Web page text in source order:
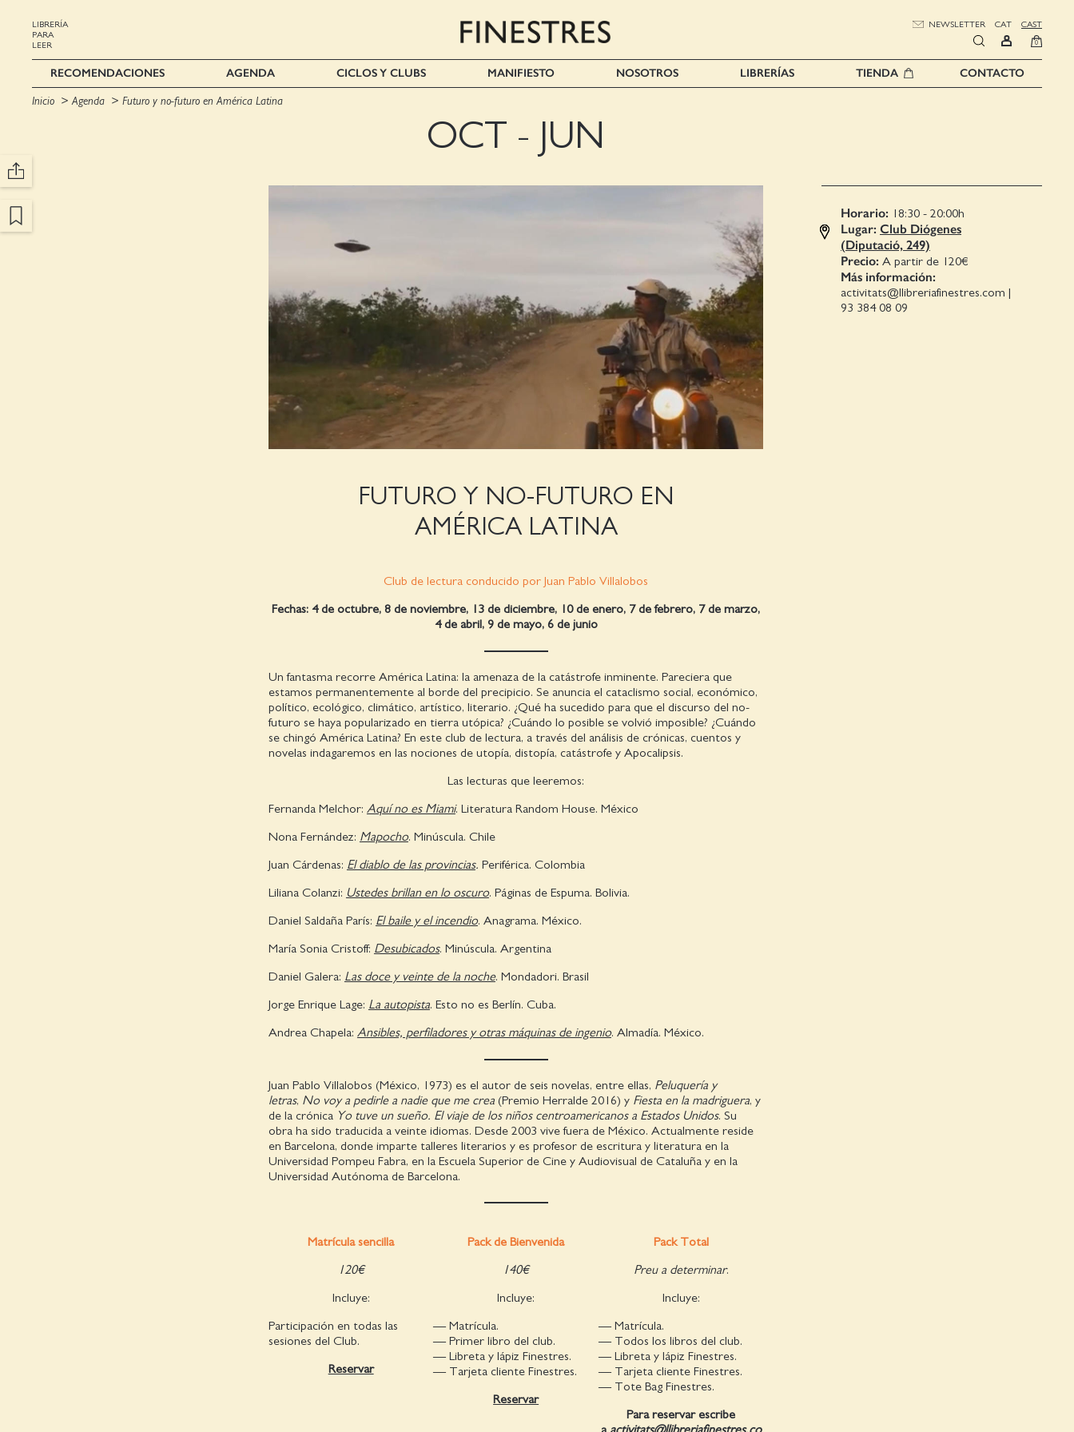
LIBRERÍA
PARA
LEER
NEWSLETTER CAT CAST
0
RECOMENDACIONES AGENDA CICLOS Y CLUBS MANIFIESTO NOSOTROS LIBRERÍAS TIENDA CONTACTO
Inicio Agenda Futuro y no-futuro en América Latina
OCT - JUN
FUTURO Y NO-FUTURO EN
AMÉRICA LATINA
Club de lectura conducido por Juan Pablo Villalobos
Fechas: 4 de octubre, 8 de noviembre, 13 de diciembre, 10 de enero, 7 de febrero, 7 de marzo,
4 de abril, 9 de mayo, 6 de junio
Un fantasma recorre América Latina: la amenaza de la catástrofe inminente. Pareciera que
estamos permanentemente al borde del precipicio. Se anuncia el cataclismo social, económico,
político, ecológico, climático, artístico, literario. ¿Qué ha sucedido para que el discurso del no-
futuro se haya popularizado en tierra utópica? ¿Cuándo lo posible se volvió imposible? ¿Cuándo
se chingó América Latina? En este club de lectura, a través del análisis de crónicas, cuentos y
novelas indagaremos en las nociones de utopía, distopía, catástrofe y Apocalipsis.
Las lecturas que leeremos:
Fernanda Melchor: Aquí no es Miami. Literatura Random House. México
Nona Fernández: Mapocho. Minúscula. Chile
Juan Cárdenas: El diablo de las provincias. Periférica. Colombia
Liliana Colanzi: Ustedes brillan en lo oscuro. Páginas de Espuma. Bolivia.
Daniel Saldaña París: El baile y el incendio. Anagrama. México.
María Sonia Cristoff: Desubicados. Minúscula. Argentina
Daniel Galera: Las doce y veinte de la noche. Mondadori. Brasil
Jorge Enrique Lage: La autopista. Esto no es Berlín. Cuba.
Andrea Chapela: Ansibles, perfiladores y otras máquinas de ingenio. Almadía. México.
Juan Pablo Villalobos (México, 1973) es el autor de seis novelas, entre ellas, Peluquería y
letras, No voy a pedirle a nadie que me crea (Premio Herralde 2016) y Fiesta en la madriguera, y
de la crónica Yo tuve un sueño. El viaje de los niños centroamericanos a Estados Unidos. Su
obra ha sido traducida a veinte idiomas. Desde 2003 vive fuera de México. Actualmente reside
en Barcelona, donde imparte talleres literarios y es profesor de escritura y literatura en la
Universidad Pompeu Fabra, en la Escuela Superior de Cine y Audiovisual de Cataluña y en la
Universidad Autónoma de Barcelona.
Matrícula sencilla
120€
Incluye:
Participación en todas las
sesiones del Club.
Reservar
Pack de Bienvenida
140€
Incluye:
— Matrícula.
— Primer libro del club.
— Libreta y lápiz Finestres.
— Tarjeta cliente Finestres.
Reservar
Pack Total
Preu a determinar.
Incluye:
— Matrícula.
— Todos los libros del club.
— Libreta y lápiz Finestres.
— Tarjeta cliente Finestres.
— Tote Bag Finestres.
Para reservar escribe
aactivitats@llibreriafinestres.co
Horario: 18:30 - 20:00h
Lugar: Club Diógenes
(Diputació, 249)
Precio: A partir de 120€
Más información:
activitats@llibreriafinestres.com |
93 384 08 09